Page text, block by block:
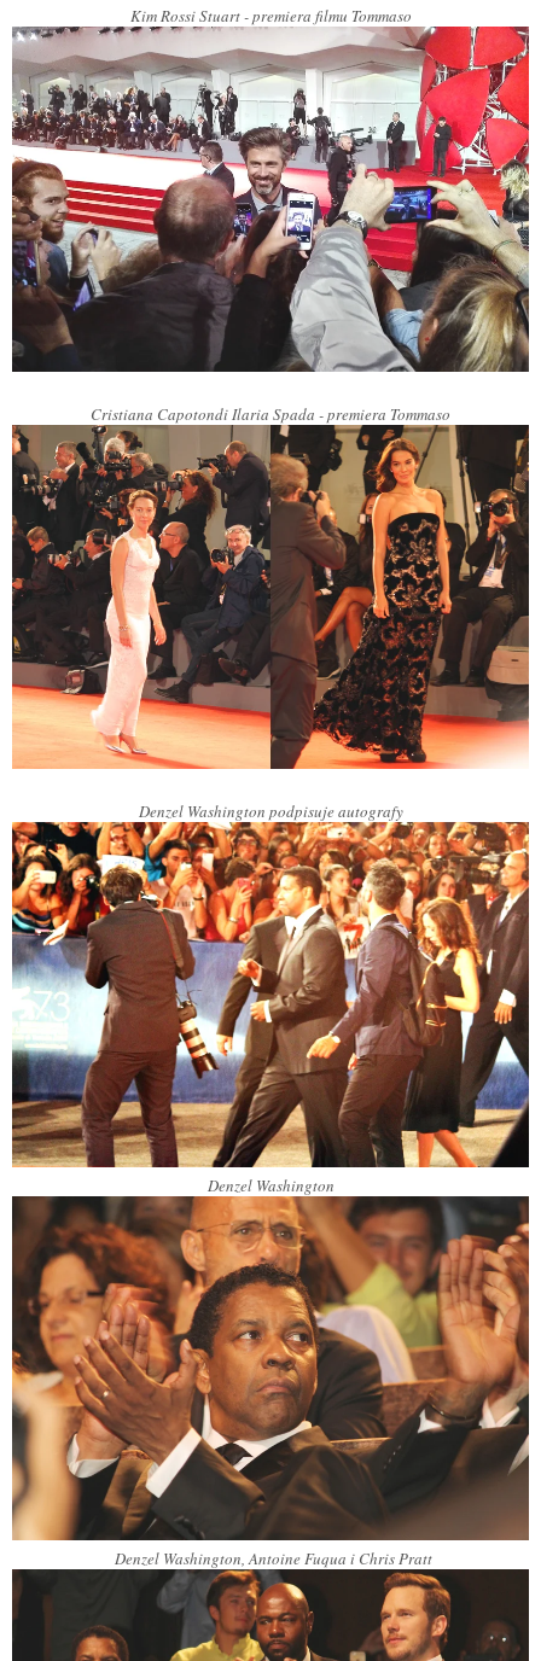
Kim Rossi Stuart - premiera filmu Tommaso
Cristiana Capotondi Ilaria Spada - premiera Tommaso
Denzel Washington podpisuje autografy
Denzel Washington
Denzel Washington, Antoine Fuqua i Chris Pratt